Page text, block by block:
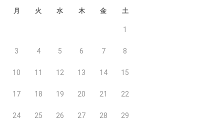
月 火 水 木 金 土
1
3 4 5 6 7 8
10 11 12 13 14 15
17 18 19 20 21 22
24 25 26 27 28 29